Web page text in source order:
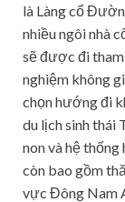
là Làng cổ
nhiều ngôi nhà
sẽ được đi
nghiệm không
chọn hướng đi
du lịch sinh thái
non và hệ thống
còn bao gồm
vực Đông Nam